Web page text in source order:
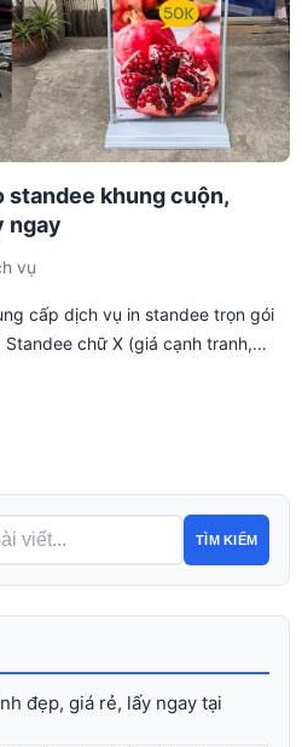
standee khung cuộn,
ngay
vụ
cấp dịch vụ in standee trọn gói
chữ X (giá cạnh tranh,…
TÌM KIẾM
đẹp, giá rẻ, lấy ngay tại